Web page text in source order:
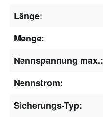
Länge:
Menge:
Nennspannung max.:
Nennstrom:
Sicherungs-Typ: